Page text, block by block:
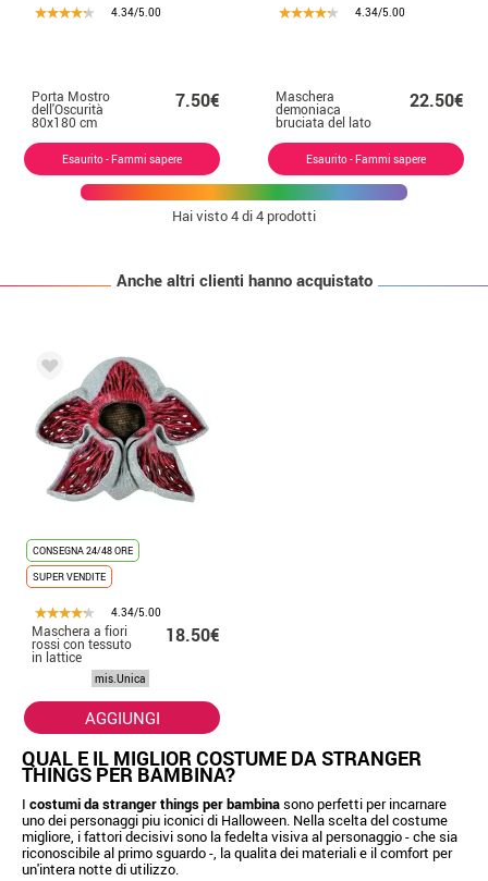
4.34/5.00
Porta Mostro
dell'Oscurità
80x180 cm
7.50€
Esaurito - Fammi sapere
4.34/5.00
Maschera
demoniaca
bruciata del lato
22.50€
Esaurito - Fammi sapere
Hai visto4di 4 prodotti
Anche altri clienti hanno acquistato
CONSEGNA 24/48 ORE
SUPER VENDITE
4.34/5.00
Maschera a fiori
rossi con tessuto
in lattice
18.50€
mis.Unica
AGGIUNGI
QUAL E IL MIGLIOR COSTUME DA STRANGER
THINGS PER BAMBINA?
I costumi da stranger things per bambinasono perfetti per incarnare
uno dei personaggi piu iconici di Halloween. Nella scelta del costume
migliore, i fattori decisivi sono la fedelta visiva al personaggio - che sia
riconoscibile al primo sguardo -, la qualita dei materiali e il comfort per
un'intera notte di utilizzo.